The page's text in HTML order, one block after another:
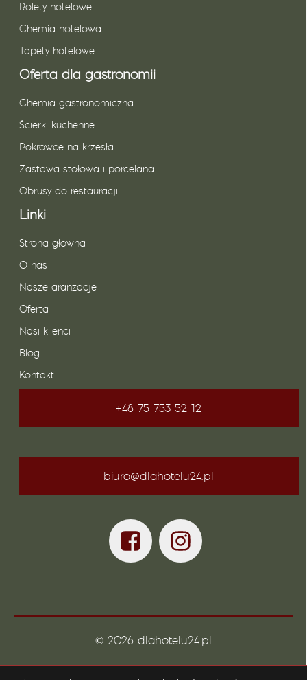
Rolety hotelowe
Chemia hotelowa
Tapety hotelowe
Oferta dla gastronomii
Chemia gastronomiczna
Ścierki kuchenne
Pokrowce na krzesła
Zastawa stołowa i porcelana
Obrusy do restauracji
Linki
Strona główna
O nas
Nasze aranżacje
Oferta
Nasi klienci
Blog
Kontakt
+48 75 753 52 12
biuro@dlahotelu24.pl
© 2026 dlahotelu24.pl